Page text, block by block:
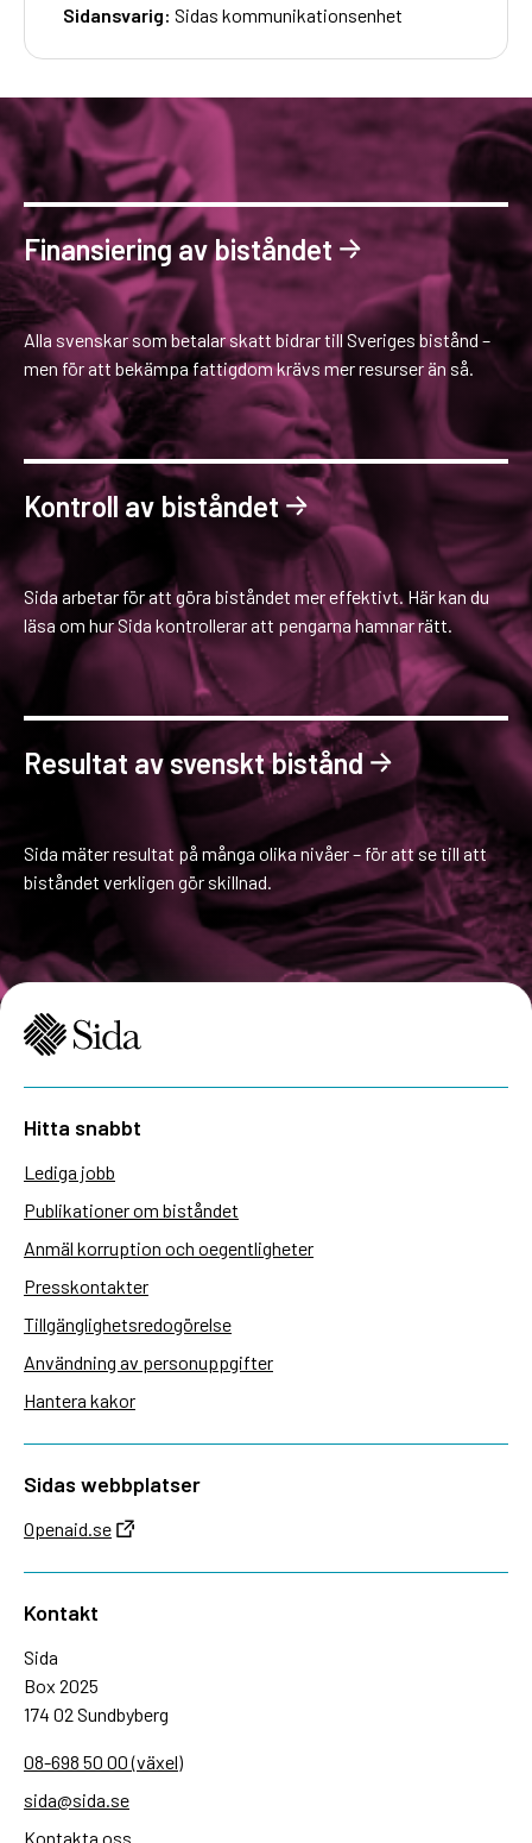
Sidansvarig: Sidas kommunikationsenhet
Finansiering av biståndet
Alla svenskar som betalar skatt bidrar till Sveriges bistånd –
men för att bekämpa fattigdom krävs mer resurser än så.
Kontroll av biståndet
Sida arbetar för att göra biståndet mer effektivt. Här kan du
läsa om hur Sida kontrollerar att pengarna hamnar rätt.
Resultat av svenskt bistånd
Sida mäter resultat på många olika nivåer – för att se till att
biståndet verkligen gör skillnad.
Hitta snabbt
Lediga jobb
Publikationer om biståndet
Anmäl korruption och oegentligheter
Presskontakter
Tillgänglighetsredogörelse
Användning av personuppgifter
Hantera kakor
Sidas webbplatser
Openaid.se
Kontakt
Sida
Box 2025
174 02 Sundbyberg
08-698 50 00 (växel)
sida@sida.se
Kontakta oss